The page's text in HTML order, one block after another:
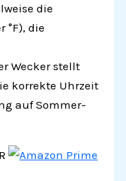
die
°F), die
Wecker stellt
korrekte Uhrzeit
auf Sommer-